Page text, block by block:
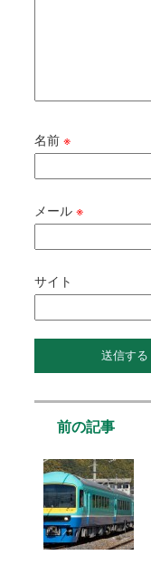
名前※
メール※
サイト
前の記事